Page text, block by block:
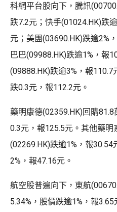
科網平台股向下，騰訊
跌7.2元；快手(01024.HK)跌
元；美團(03690.HK)跌逾2%
巴巴(09988.HK)跌逾1%，報
(09888.HK)跌逾3%，報
跌0.3元，報112.2元。
藥明康德(02359.HK)回購
0.3元，報125.5元。其他藥
(02269.HK)跌逾1%，報
2%，報47.16元。
航空股普遍向下，東航
5.34%，股價跌逾1%，報